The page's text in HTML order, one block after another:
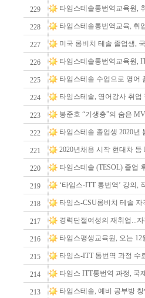
229 타임스테솔통번역교육원,
228 타임스테솔통번역교육, 취
227 미국 롱비치 테솔 졸업생,
226 타임스테솔통번역교육원,
225 타임스테솔 수업으로 영어
224 타임스테솔, 영어강사 취
223 봉준호 “기생충”의 숨은
222 타임스테솔 졸업생 2020
221 2020년채용 시작 현대차
220 타임스테솔 (TESOL) 졸업
219 ‘타임스-ITT 통번역’ 강의,
218 타임스-CSU롱비치 테솔
217 경력단절여성의 재취업...
216 타임스평생교육원, 오는
215 타임스-ITT 통번역 과정 수
214 타임스 ITT통번역 과정, 국
213 타임스테솔, 예비 공부방